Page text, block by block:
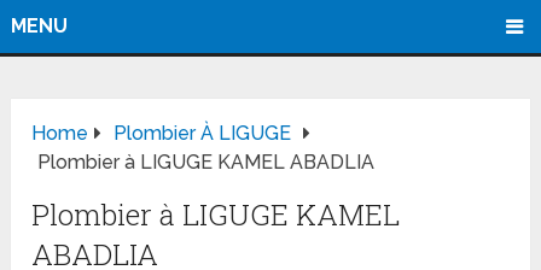
MENU
Home
Plombier À LIGUGE
Plombier à LIGUGE KAMEL ABADLIA
Plombier à LIGUGE KAMEL
ABADLIA